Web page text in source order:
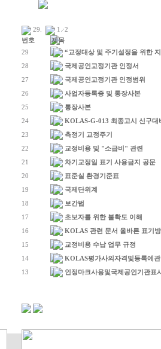
29. 1
2
번호
제목
29
“교정대상 및 주기설정을 위한
28
국제공인교정기관 인정서
27
국제공인교정기관 인정범위
26
사업자등록증 및 통장사본
25
통장사본
24
KOLAS-G-013 최종고시 신구대
23
측정기 교정주기
22
교정비용 및 "소급비" 관련
21
차기교정일 표기 사용금지 공문
20
표준실 환경기준표
19
국제단위계
18
보간법
17
초보자를 위한 불확도 이해
16
KOLAS 관련 문서 올바른 표기
15
교정비용 수납 업무 규정
14
KOLAS평가사의자격및등록에
13
인정마크사용및국제공인기관표